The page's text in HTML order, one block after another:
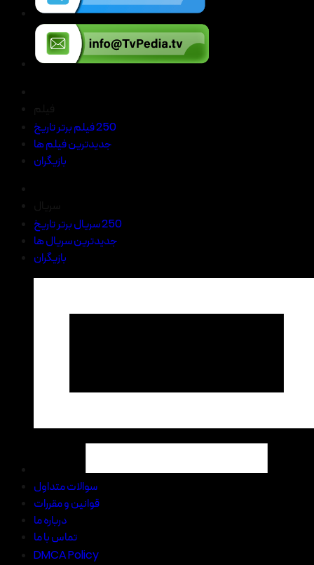
250 فیلم برتر تاریخ
جدیدترین فیلم ها
بازیگران
250 سریال برتر تاریخ
جدیدترین سریال ها
بازیگران
سوالات متداول
قوانین و مقررات
درباره ما
تماس با ما
DMCA Policy